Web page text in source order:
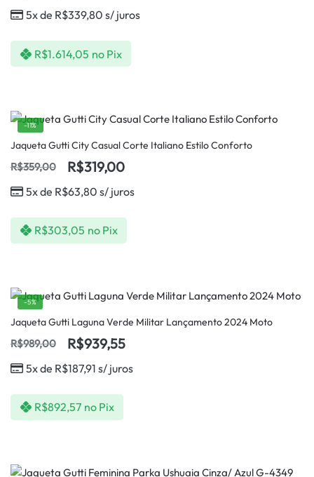
5x de R$339,80 s/ juros
R$1.614,05 no Pix
-11%
Jaqueta Gutti City Casual Corte Italiano Estilo Conforto
R$359,00 R$319,00
5x de R$63,80 s/ juros
R$303,05 no Pix
-5%
Jaqueta Gutti Laguna Verde Militar Lançamento 2024 Moto
R$989,00 R$939,55
5x de R$187,91 s/ juros
R$892,57 no Pix